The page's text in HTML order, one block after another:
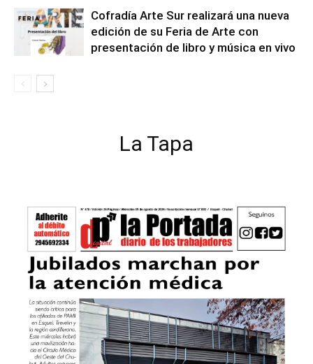
Cofradía Arte Sur realizará una nueva
edición de su Feria de Arte con
presentación de libro y música en vivo
La Tapa